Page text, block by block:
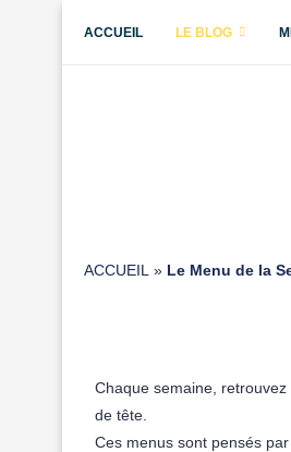
ACCUEIL LE BLOG
ACCUEIL » Le Menu de la
Chaque semaine, retrouvez
de tête.
Ces menus sont pensés